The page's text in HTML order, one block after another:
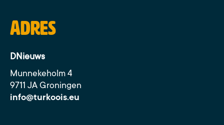
Adres
DNieuws
Munnekeholm 4
9711 JA Groningen
info@turkoois.eu